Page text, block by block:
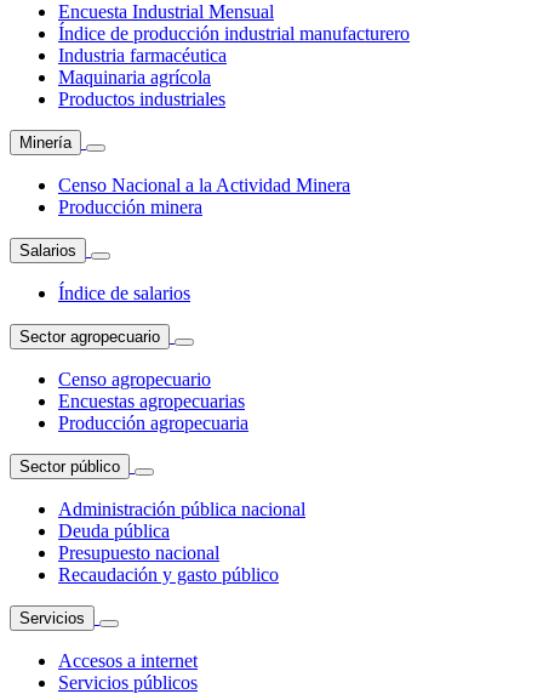
Encuesta Industrial Mensual
Índice de producción industrial manufacturero
Industria farmacéutica
Maquinaria agrícola
Productos industriales
Minería
Censo Nacional a la Actividad Minera
Producción minera
Salarios
Índice de salarios
Sector agropecuario
Censo agropecuario
Encuestas agropecuarias
Producción agropecuaria
Sector público
Administración pública nacional
Deuda pública
Presupuesto nacional
Recaudación y gasto público
Servicios
Accesos a internet
Servicios públicos